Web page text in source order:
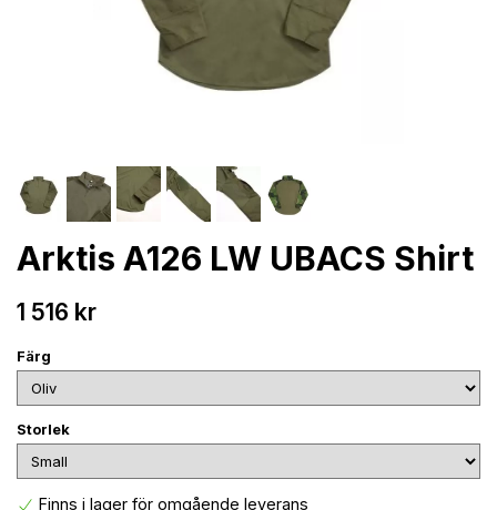
Arktis A126 LW UBACS Shirt
1 516 kr
Färg
Storlek
Finns i lager för omgående leverans